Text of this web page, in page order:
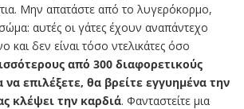
Μην απατάστε από το λυγερόκορμο,
αυτές οι γάτες έχουν αναπάντεχο
και δεν είναι τόσο ντελικάτες όσο
από 300 διαφορετικούς
επιλέξετε, θα βρείτε εγγυημένα την
κλέψει την καρδιά. Φανταστείτε μια